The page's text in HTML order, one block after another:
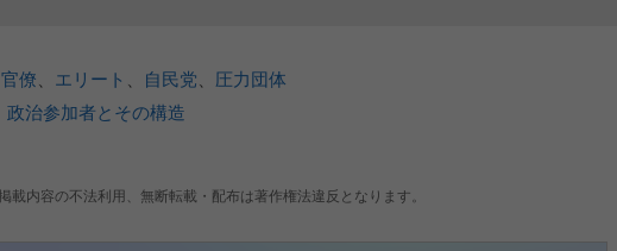
官僚 エリート 自民党
圧力団体
政治参加者とその構造
載内容の不法利用、無断転載・配布は著作権法違反となります。